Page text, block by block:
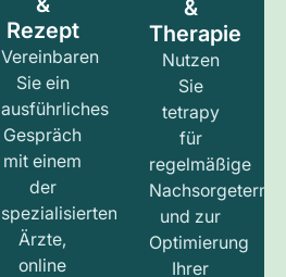
Rezept
Vereinbaren
Sie ein
ausführliches
Gespräch
mit einem
der
spezialisierten
Ärzte,
online
&
Therapie
Nutzen
Sie
tetrapy
für
regelmäßige
und zur
Optimierung
Ihrer